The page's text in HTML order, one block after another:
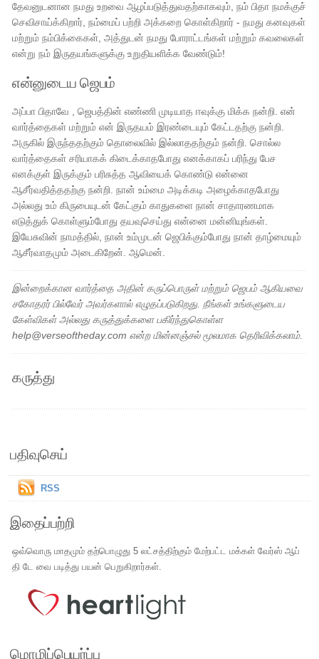
தேவனுடனான நமது உறவை ஆழப்படுத்துவதற்காகவும், நம் பிதா நமக்குச்
செவிசாய்க்கிறார், நம்மைப் பற்றி அக்கறை கொள்கிறார் - நமது கனவுகள்
மற்றும் நம்பிக்கைகள், அத்துடன் நமது போராட்டங்கள் மற்றும் கவலைகள்
என்று நம் இருதயங்களுக்கு உறுதியளிக்க வேண்டும்!
என்னுடைய ஜெபம்
அப்பா பிதாவே , ஜெபத்தின் எண்ணி முடியாத ஈவுக்கு மிக்க நன்றி. என்
வார்த்தைகள் மற்றும் என் இருதயம் இரண்டையும் கேட்டதற்கு நன்றி.
அருகில் இருந்ததற்கும் தொலைவில் இல்லாததற்கும் நன்றி. சொல்ல
வார்த்தைகள் சரியாகக் கிடைக்காதபோது எனக்காகப் பரிந்து பேச
எனக்குள் இருக்கும் பரிசுத்த ஆவியைக் கொண்டு என்னை
ஆசீர்வதித்ததற்கு நன்றி. நான் உம்மை அடிக்கடி அழைக்காதபோது
அல்லது உம் கிருபையுடன் கேட்கும் காதுகளை நான் சாதாரணமாக
எடுத்துக் கொள்ளும்போது தயவுசெய்து என்னை மன்னியுங்கள்.
இயேசுவின் நாமத்தில், நான் உம்முடன் ஜெபிக்கும்போது நான் தாழ்மையும்
ஆசீர்வாதமும் அடைகிறேன். ஆமென்.
இன்றைக்கான வார்த்தை அதின் கருப்பொருள் மற்றும் ஜெபம் ஆகியவை
சகோதரர் பில்வேர் அவர்களால் எழுதப்படுகிறது. நீங்கள் உங்களுடைய
கேள்விகள் அல்லது கருத்துக்களை பகிர்ந்துகொள்ள
help@verseoftheday.com என்ற மின்னஞ்சல் மூலமாக தெரிவிக்கலாம்.
கருத்து
பதிவுசெய்
RSS
இதைப்பற்றி
ஒவ்வொரு மாதமும் தற்பொழுது 5 லட்சத்திற்கும் மேற்பட்ட மக்கள் வேர்ஸ் ஆப்
தி டே வை படித்து பயன் பெறுகிறார்கள்.
மொழிப்பெயர்ப்பு